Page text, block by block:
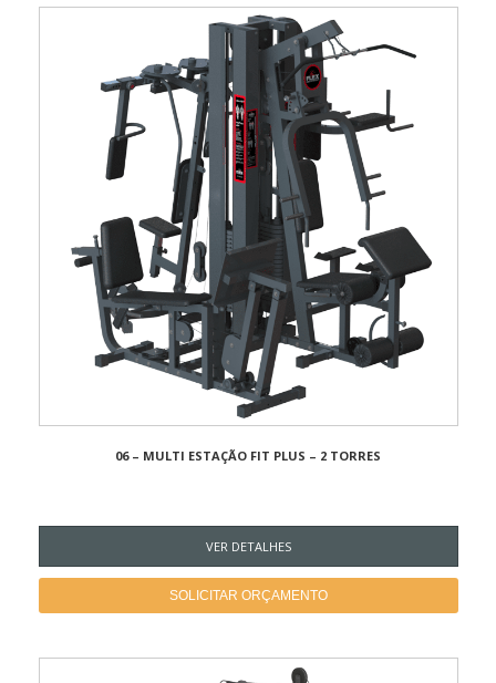
06 – MULTI ESTAÇÃO FIT PLUS – 2 TORRES
VER DETALHES
SOLICITAR ORÇAMENTO